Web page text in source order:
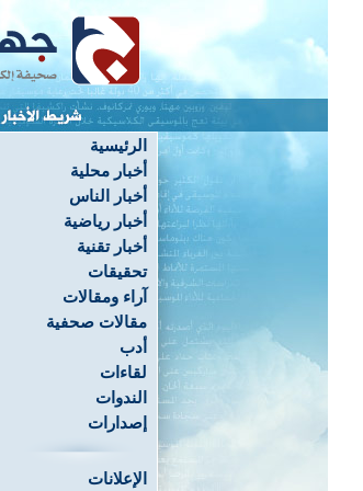
الرئيسية
أخبار محلية
أخبار الناس
أخبار رياضية
أخبار تقنية
تحقيقات
آراء ومقالات
مقالات صحفية
أدب
لقاءات
الندوات
إصدارات
الإعلانات